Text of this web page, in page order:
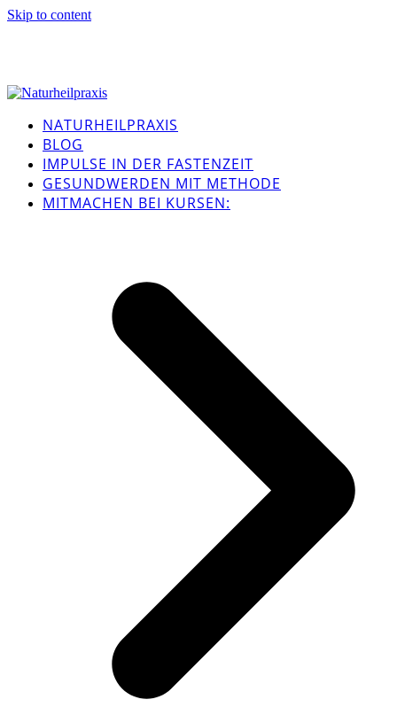
Skip to content
NATURHEILPRAXIS
BLOG
IMPULSE IN DER FASTENZEIT
GESUNDWERDEN MIT METHODE
MITMACHEN BEI KURSEN: